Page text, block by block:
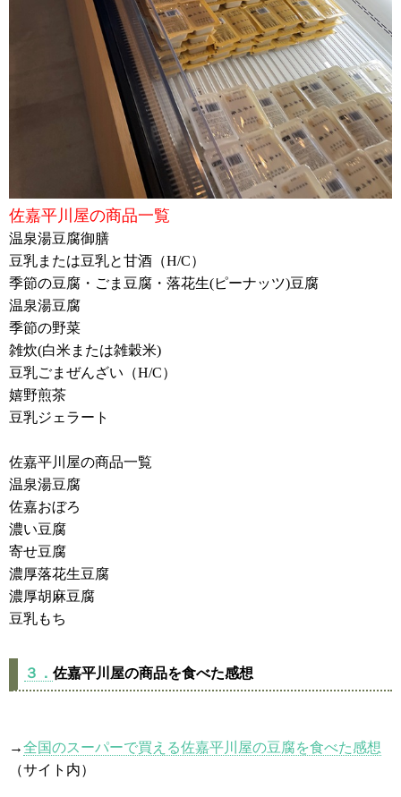
佐嘉平川屋の商品一覧
温泉湯豆腐御膳
豆乳または豆乳と甘酒（H/C）
季節の豆腐・ごま豆腐・落花生(ピーナッツ)豆腐
温泉湯豆腐
季節の野菜
雑炊(白米または雑穀米)
豆乳ごまぜんざい（H/C）
嬉野煎茶
豆乳ジェラート
佐嘉平川屋の商品一覧
温泉湯豆腐
佐嘉おぼろ
濃い豆腐
寄せ豆腐
濃厚落花生豆腐
濃厚胡麻豆腐
豆乳もち
３． 佐嘉平川屋の商品を食べた感想
→全国のスーパーで買える佐嘉平川屋の豆腐を食べた感想
（サイト内）